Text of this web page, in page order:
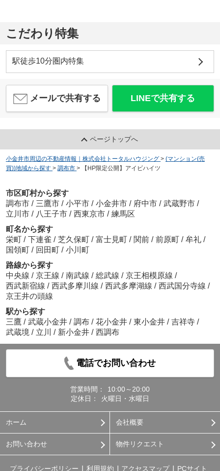
こだわり特集
駅徒歩10分圏内特集
メールで共有する LINEで共有する
ページトップへ
小金井市周辺の不動産情報｜株式会社トータルハウジング > (マンション(売
買))地域から探す > 調布市 > 【HP限定公開】アイビハイツ
市区町村から探す
調布市 / 三鷹市 / 小平市 / 小金井市 / 府中市 / 武蔵野市 /
立川市 / 八王子市 / 西東京市 / 練馬区
町名から探す
栄町 / 下連雀 / 芝久保町 / 富士見町 / 関前 / 前原町 / 牟礼 /
国領町 / 回田町 / 小川町
路線から探す
中央線 / 京王線 / 南武線 / 総武線 / 京王相模原線 /
西武新宿線 / 西武多摩川線 / 西武多摩湖線 / 西武国分寺線 /
京王井の頭線
駅から探す
三鷹 / 武蔵小金井 / 調布 / 花小金井 / 東小金井 / 吉祥寺 /
武蔵境 / 立川 / 新小金井 / 西調布
電話でお問い合わせ
営業時間：
10:00～20:00
定休日：
火曜日・水曜日
ホーム 会社概要
お問い合わせ 物件リクエスト
プライバシーポリシー 利用規約 アクセスマップ PCサイト